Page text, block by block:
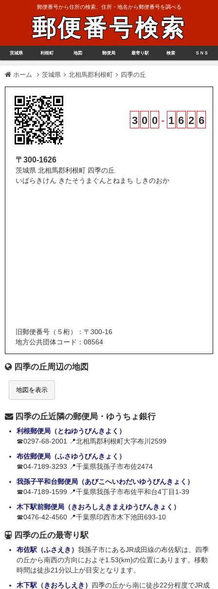
郵便番号から住所の検索、住所・地名から郵便番号を調べる
郵便番号検索
茨城県 利根町 地図 郵便局 最寄り駅 検索 ＳＮＳ
ホーム 茨城県 北相馬郡利根町 四季の丘
3 0 0 - 1 6 2 6
〒300-1626
茨城県 北相馬郡利根町 四季の丘
いばらきけん きたそうまぐんとねまち しきのおか
旧郵便番号（５桁）：〒300-16
地方公共団体コード：08564
四季の丘周辺の地図
地図を表示
四季の丘近隣の郵便局・ゆうちょ銀行
利根郵便局（とねゆうびんきよく）
☎0297-68-2001 📍北相馬郡利根町大字布川2599
布佐郵便局（ふさゆうびんきょく）
☎04-7189-3293 📍千葉県我孫子市布佐2474
我孫子平和台郵便局（あびこへいわだいゆうびんきょく）
☎04-7189-1599 📍千葉県我孫子市布佐平和台4丁目1-39
木下駅前郵便局（きおろしえきまえゆうびんきょく）
☎0476-42-4560 📍千葉県印西市木下池田693-10
四季の丘の最寄り駅
布佐駅（ふさえき） 我孫子市にあるJR成田線の布佐駅は、四季
の丘から南西の方向におよそ1.53(km)の位置にあります。移動
時間は徒歩21分以上が目安となります。
木下駅（きおろしえき） 四季の丘から南に徒歩22分程度でJR成